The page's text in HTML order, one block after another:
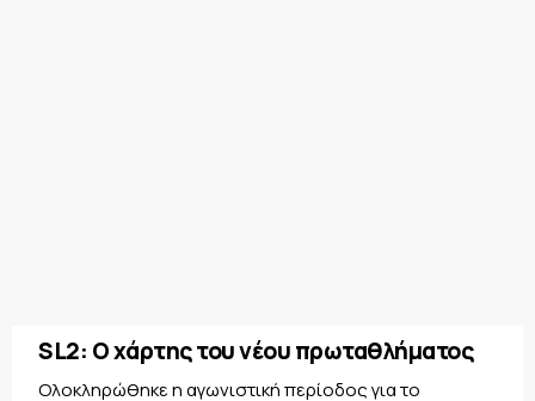
SL2: Ο χάρτης του νέου πρωταθλήματος
Oλοκληρώθηκε η αγωνιστική περίοδος για το